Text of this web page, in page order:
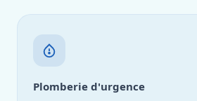
Plomberie d'urgence